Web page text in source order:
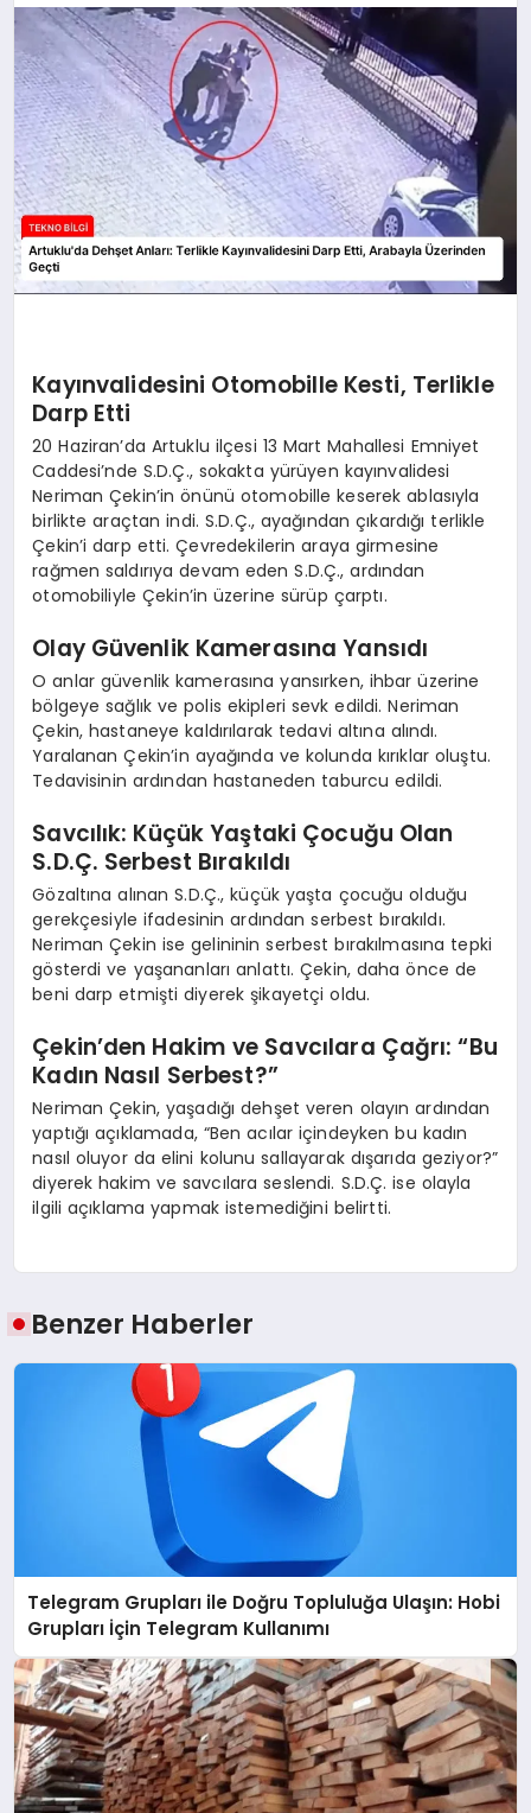
Kayınvalidesini Otomobille Kesti, Terlikle
Darp Etti
20 Haziran’da Artuklu ilçesi 13 Mart Mahallesi Emniyet
Caddesi’nde S.D.Ç., sokakta yürüyen kayınvalidesi
Neriman Çekin’in önünü otomobille keserek ablasıyla
birlikte araçtan indi. S.D.Ç., ayağından çıkardığı terlikle
Çekin’i darp etti. Çevredekilerin araya girmesine
rağmen saldırıya devam eden S.D.Ç., ardından
otomobiliyle Çekin’in üzerine sürüp çarptı.
Olay Güvenlik Kamerasına Yansıdı
O anlar güvenlik kamerasına yansırken, ihbar üzerine
bölgeye sağlık ve polis ekipleri sevk edildi. Neriman
Çekin, hastaneye kaldırılarak tedavi altına alındı.
Yaralanan Çekin’in ayağında ve kolunda kırıklar oluştu.
Tedavisinin ardından hastaneden taburcu edildi.
Savcılık: Küçük Yaştaki Çocuğu Olan
S.D.Ç. Serbest Bırakıldı
Gözaltına alınan S.D.Ç., küçük yaşta çocuğu olduğu
gerekçesiyle ifadesinin ardından serbest bırakıldı.
Neriman Çekin ise gelininin serbest bırakılmasına tepki
gösterdi ve yaşananları anlattı. Çekin, daha önce de
beni darp etmişti diyerek şikayetçi oldu.
Çekin’den Hakim ve Savcılara Çağrı: “Bu
Kadın Nasıl Serbest?”
Neriman Çekin, yaşadığı dehşet veren olayın ardından
yaptığı açıklamada, “Ben acılar içindeyken bu kadın
nasıl oluyor da elini kolunu sallayarak dışarıda geziyor?”
diyerek hakim ve savcılara seslendi. S.D.Ç. ise olayla
ilgili açıklama yapmak istemediğini belirtti.
Benzer Haberler
Telegram Grupları ile Doğru Topluluğa Ulaşın: Hobi
Grupları İçin Telegram Kullanımı